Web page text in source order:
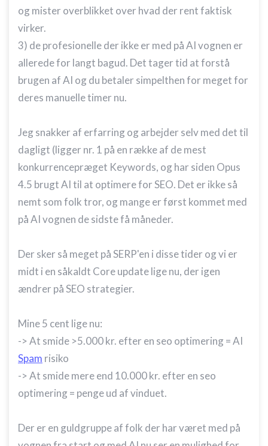
og mister overblikket over hvad der rent faktisk
virker.
3) de profesionelle der ikke er med på AI vognen er
allerede for langt bagud. Det tager tid at forstå
brugen af AI og du betaler simpelthen for meget for
deres manuelle timer nu.
Jeg snakker af erfarring og arbejder selv med det til
dagligt (ligger nr. 1 på en række af de mest
konkurrencepræget Keywords, og har siden Opus
4.5 brugt AI til at optimere for SEO. Det er ikke så
nemt som folk tror, og mange er først kommet med
på AI vognen de sidste få måneder.
Der sker så meget på SERP'en i disse tider og vi er
midt i en såkaldt Core update lige nu, der igen
ændrer på SEO strategier.
Mine 5 cent lige nu:
-> At smide >5.000 kr. efter en seo optimering = AI
Spam risiko
-> At smide mere end 10.000 kr. efter en seo
optimering = penge ud af vinduet.
Der er en guldgruppe af folk der har været med på